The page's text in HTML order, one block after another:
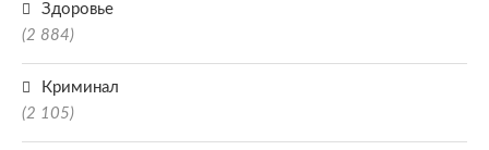
Здоровье
(2 884)
Криминал
(2 105)